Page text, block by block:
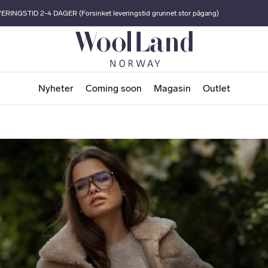
2-4 DAGER (Forsinket leveringstid grunnet stor pågang)
Nyheter Coming soon Magasin Outlet